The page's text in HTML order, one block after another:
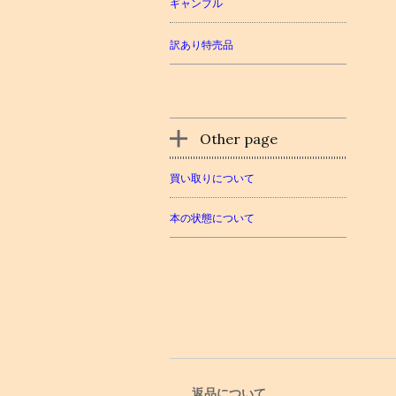
ギャンブル
訳あり特売品
Other page
買い取りについて
本の状態について